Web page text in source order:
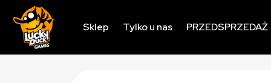
Sklep Tylko u nas PRZEDSPRZEDAŻ